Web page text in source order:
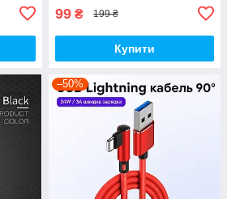
99 ₴ 199 ₴
Купити
–50%